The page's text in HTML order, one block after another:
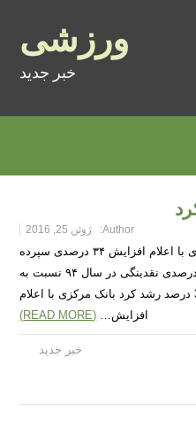
ورزشی
خبر جدید
Author: ژوئن 25, 2016
نقدینگی 30 درصد رشد کردبانک مرکزی با اعلام افزایش ۳۴ درصدی سپرده
های مدت دار بانک‌ها، از افزایش ۳۰ درصدی نقدینگی در سال ۹۴ نسبت به
سال ۹۳ خبر داد. نقدینگی 30 درصد رشد کرد بانک مرکزی با اعلام
افزایش… (READ MORE)
خبر جدید